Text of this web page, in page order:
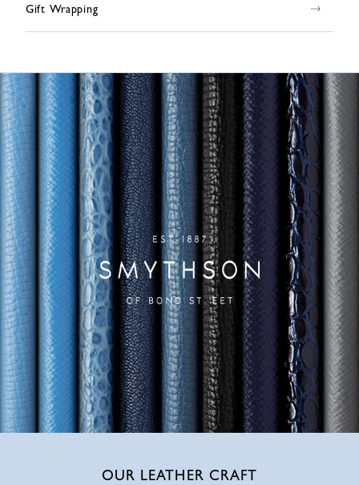
Gift Wrapping
OUR LEATHER CRAFT